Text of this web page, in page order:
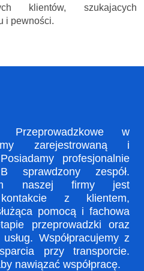
klientów, szukajacych
i pewności.
Przeprowadzkowe w
zarejestrowaną i
profesjonalnie
sprawdzony zespół.
naszej firmy jest
z klientem,
pomocą i fachowa
przeprowadzki oraz
Współpracujemy z
przy transporcie.
nawiązać współpracę.